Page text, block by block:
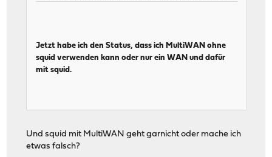
Jetzt habe ich den Status, dass ich MultiWAN ohne
squid verwenden kann oder nur ein WAN und dafür
mit squid.
Und squid mit MultiWAN geht garnicht oder mache ich
etwas falsch?